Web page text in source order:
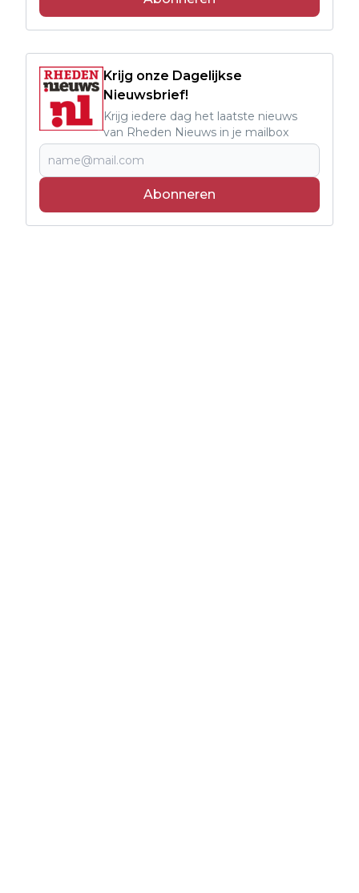
Krijg onze Dagelijkse
Nieuwsbrief!
Krijg iedere dag het laatste nieuws
van Rheden Nieuws in je mailbox
Abonneren